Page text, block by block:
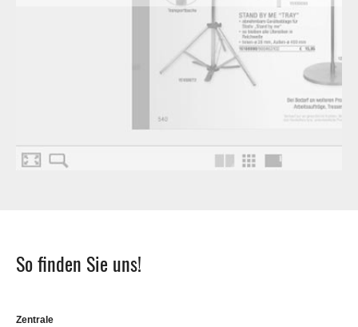
So finden Sie uns!
Zentrale